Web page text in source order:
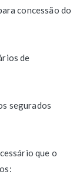
concessão do
de
segurados
que o